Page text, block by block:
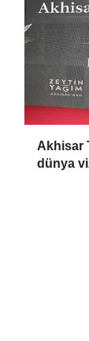
Akhisar
dünya